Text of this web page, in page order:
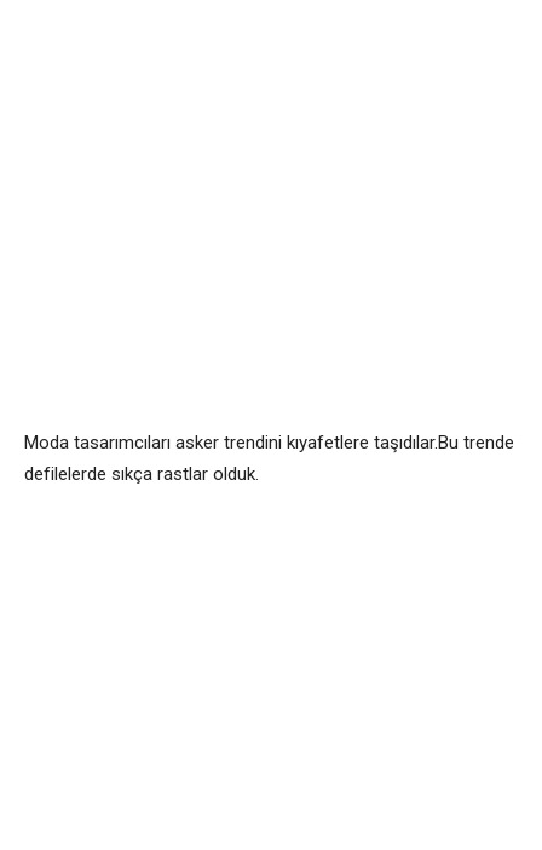
Moda tasarımcıları asker trendini kıyafetlere taşıdılar.Bu trende
defilelerde sıkça rastlar olduk.